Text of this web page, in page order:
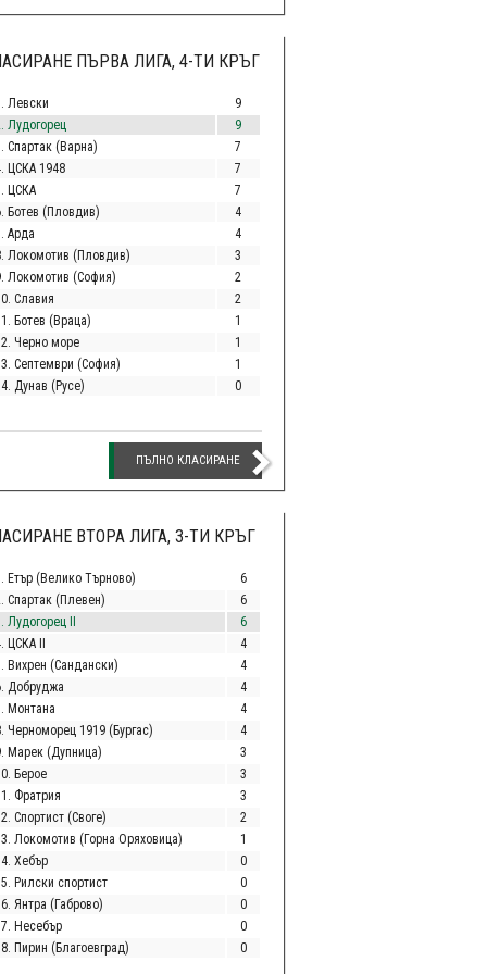
ПЪРВА ЛИГА, 4-ТИ КРЪГ
Левски
9
Лудогорец
9
Спартак (Варна)
7
ЦСКА 1948
7
ЦСКА
7
Ботев (Пловдив)
4
Арда
4
Локомотив (Пловдив)
3
Локомотив (София)
2
Славия
2
Ботев (Враца)
1
Черно море
1
Септември (София)
1
Дунав (Русе)
0
ПЪЛНО КЛАСИРАНЕ
ВТОРА ЛИГА, 3-ТИ КРЪГ
Етър (Велико Търново)
6
Спартак (Плевен)
6
Лудогорец II
6
ЦСКА II
4
Вихрен (Сандански)
4
Добруджа
4
Монтана
4
Черноморец 1919 (Бургас)
4
Марек (Дупница)
3
Берое
3
Фратрия
3
Спортист (Своге)
2
Локомотив (Горна Оряховица)
1
Хебър
0
Рилски спортист
0
Янтра (Габрово)
0
Несебър
0
Пирин (Благоевград)
0